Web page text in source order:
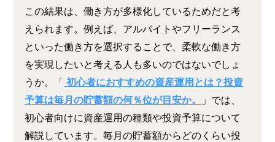
この結果は、働き方が多様化しているためだと考
えられます。例えば、アルバイトやフリーランス
といった働き方を選択することで、柔軟な働き方
を実現したいと考える人も多いのではないでしょ
うか。「 初心者におすすめの資産運用とは？投資
予算は毎月の貯蓄額の何％位が目安か。
」では、
初心者向けに資産運用の種類や投資予算について
解説しています。毎月の貯蓄額からどのくらい投